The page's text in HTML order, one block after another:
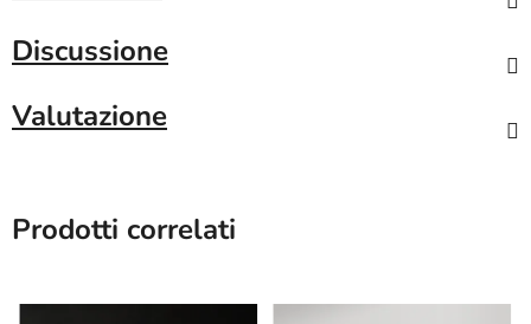
Discussione
Valutazione
Prodotti correlati